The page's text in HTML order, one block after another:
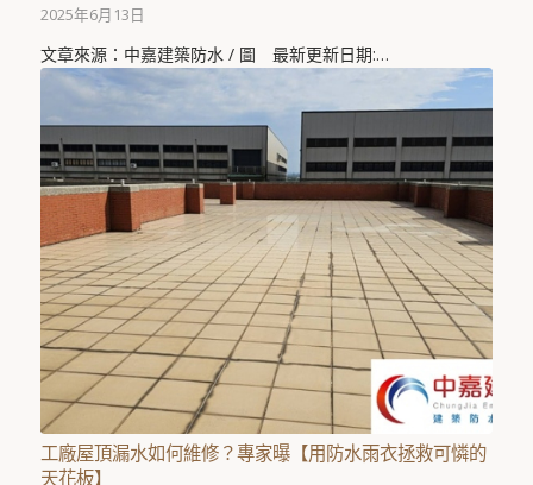
2025年6月13日
文章來源：中嘉建築防水 / 圖 最新更新日期:…
工廠屋頂漏水如何維修？專家曝【用防水雨衣拯救可憐的
天花板】